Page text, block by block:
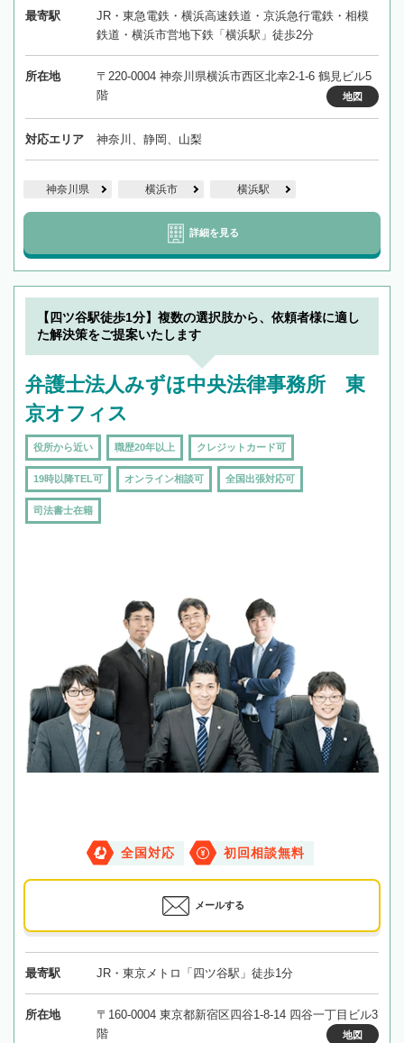
最寄駅
JR・東急電鉄・横浜高速鉄道・京浜急行電鉄・相模
鉄道・横浜市営地下鉄「横浜駅」徒歩2分
所在地
〒220-0004 神奈川県横浜市西区北幸2-1-6 鶴見ビル5
階
地図
対応エリア 神奈川、静岡、山梨
神奈川県 横浜市 横浜駅
詳細を見る
【四ツ谷駅徒歩1分】複数の選択肢から、依頼者様に適し
た解決策をご提案いたします
弁護士法人みずほ中央法律事務所 東
京オフィス
役所から近い 職歴20年以上 クレジットカード可
19時以降TEL可 オンライン相談可 全国出張対応可
司法書士在籍
全国対応 初回相談無料
メールする
最寄駅 JR・東京メトロ「四ツ谷駅」徒歩1分
所在地
〒160-0004 東京都新宿区四谷1-8-14 四谷一丁目ビル3
階
地図